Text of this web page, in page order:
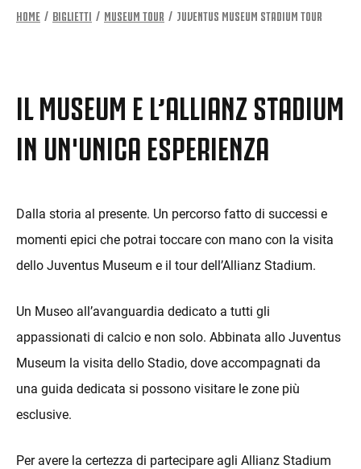
HOME BIGLIETTI MUSEUM TOUR JUVENTUS MUSEUM STADIUM TOUR
IL MUSEUM E L’ALLIANZ STADIUM
IN UN'UNICA ESPERIENZA
Dalla storia al presente. Un percorso fatto di successi e
momenti epici che potrai toccare con mano con la visita
dello Juventus Museum e il tour dell’Allianz Stadium.
Un Museo all’avanguardia dedicato a tutti gli
appassionati di calcio e non solo. Abbinata allo Juventus
Museum la visita dello Stadio, dove accompagnati da
una guida dedicata si possono visitare le zone più
esclusive.
Per avere la certezza di partecipare agli Allianz Stadium